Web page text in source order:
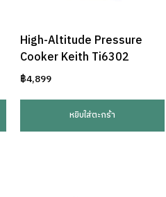
High-Altitude Pressure
Cooker Keith Ti6302
฿4,899
หยิบใส่ตะกร้า